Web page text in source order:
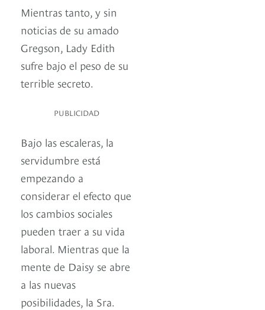
Mientras tanto, y sin
noticias de su amado
Gregson, Lady Edith
sufre bajo el peso de su
terrible secreto.
PUBLICIDAD
Bajo las escaleras, la
servidumbre está
empezando a
considerar el efecto que
los cambios sociales
pueden traer a su vida
laboral. Mientras que la
mente de Daisy se abre
a las nuevas
posibilidades, la Sra.